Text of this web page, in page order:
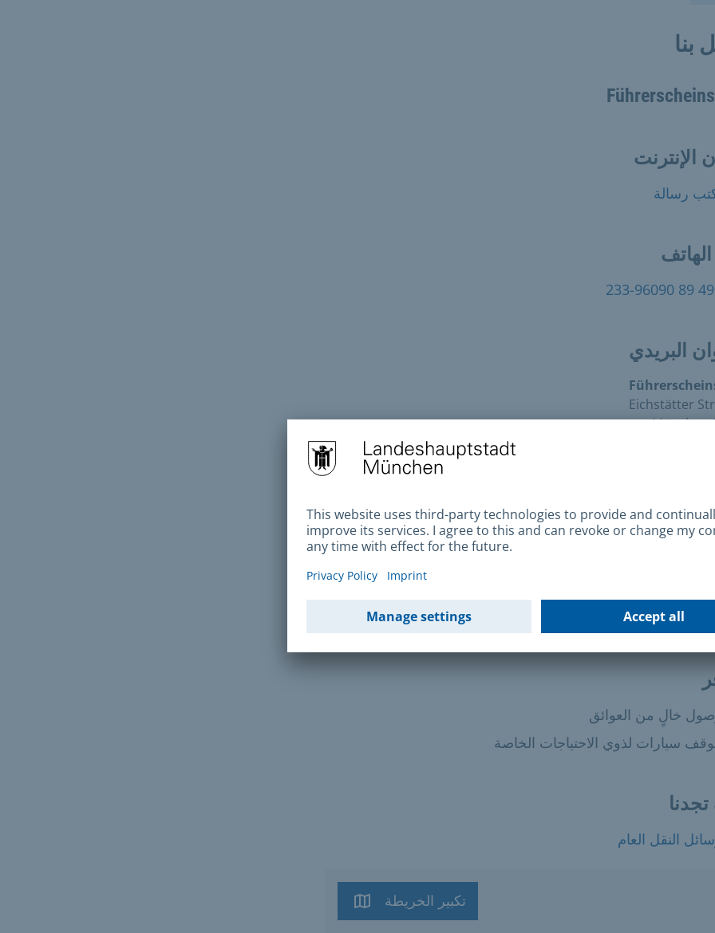
بنا
الإنترنت
رسالة
البريدي
Eichstätter
Garmischer Straße
كتابيًا أو عبرنموذج الاتصال
خالٍ من العوائق
سيارات لذوي الاحتياجات الخاصة
النقل العام
تكبير الخريطة